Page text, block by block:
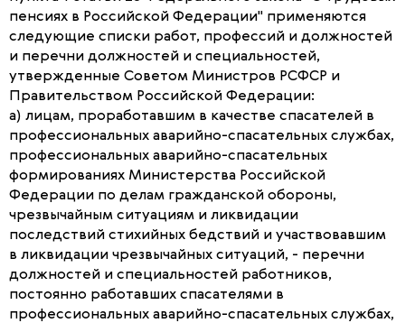
пенсиях в Российской Федерации" применяются
следующие списки работ, профессий и должностей
и перечни должностей и специальностей,
утвержденные Советом Министров РСФСР и
Правительством Российской Федерации:
а) лицам, проработавшим в качестве спасателей в
профессиональных аварийно-спасательных службах,
профессиональных аварийно-спасательных
формированиях Министерства Российской
Федерации по делам гражданской обороны,
чрезвычайным ситуациям и ликвидации
последствий стихийных бедствий и участвовавшим
в ликвидации чрезвычайных ситуаций, - перечни
должностей и специальностей работников,
постоянно работавших спасателями в
профессиональных аварийно-спасательных службах,